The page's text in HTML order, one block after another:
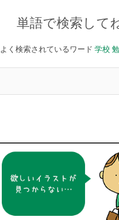
単語で検索して
よく検索されているワード 学校